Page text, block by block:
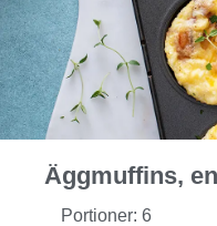
Äggmuffins,
Portioner: 6